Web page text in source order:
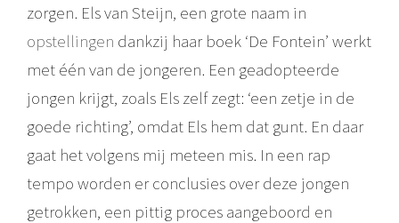
zorgen. Els van Steijn, een grote naam in
opstellingen dankzij haar boek ‘De Fontein’ werkt
met één van de jongeren. Een geadopteerde
jongen krijgt, zoals Els zelf zegt: ‘een zetje in de
goede richting’, omdat Els hem dat gunt. En daar
gaat het volgens mij meteen mis. In een rap
tempo worden er conclusies over deze jongen
getrokken, een pittig proces aangeboord en